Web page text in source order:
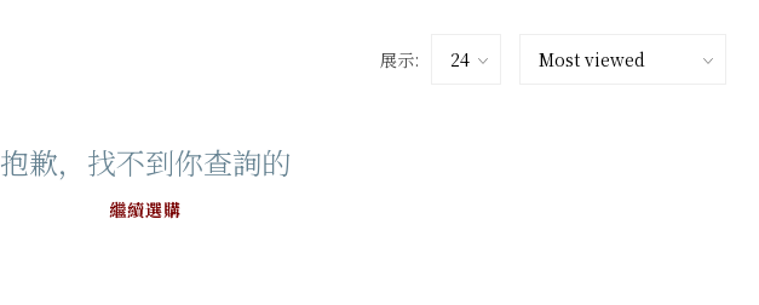
展示:
抱歉，找不到你查詢的
繼續選購